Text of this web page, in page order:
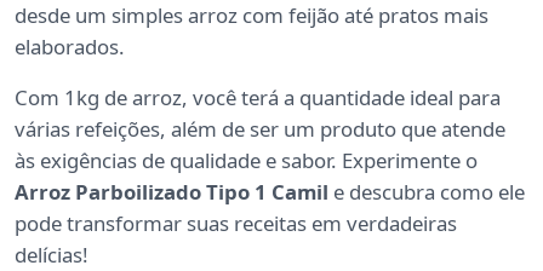
desde um simples arroz com feijão até pratos mais
elaborados.
Com 1kg de arroz, você terá a quantidade ideal para
várias refeições, além de ser um produto que atende
às exigências de qualidade e sabor. Experimente o
Arroz Parboilizado Tipo 1 Camil e descubra como ele
pode transformar suas receitas em verdadeiras
delícias!